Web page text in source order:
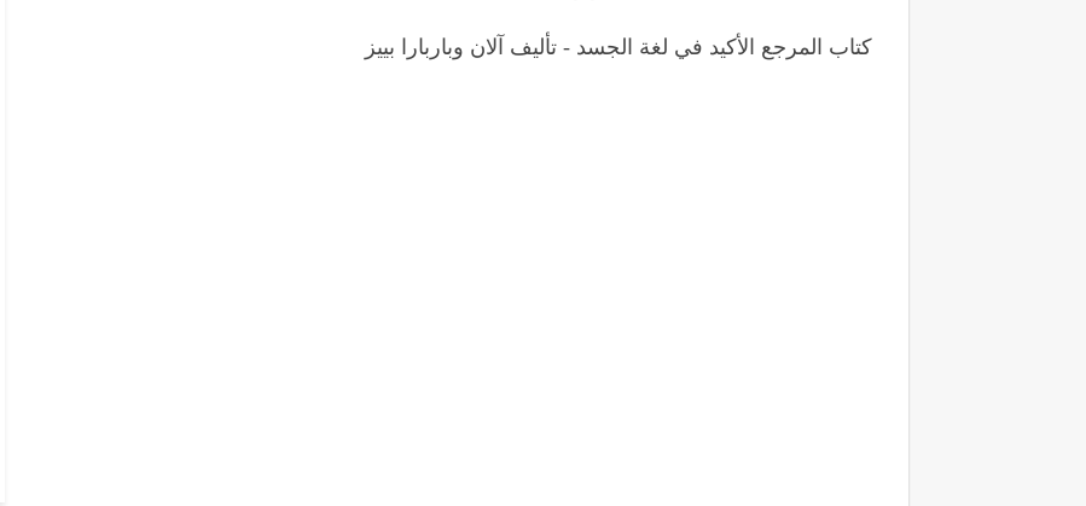
كتاب المرجع الأكيد في لغة الجسد - تأليف آلان وباربارا بييز